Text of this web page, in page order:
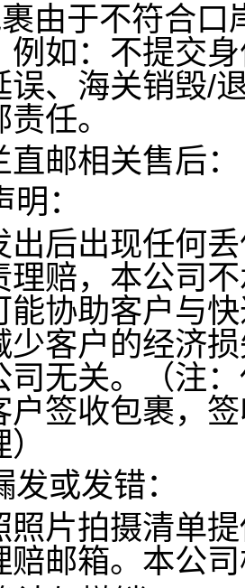
由于不符合口
例如：不提交
误、海关销毁/
任。
邮相关售后：
：
出后出现任何
理赔，本公司
能协助客户与
少客户的经济
司无关。（注
户签收包裹，
发或发错：
照片拍摄清单
赔邮箱。本公